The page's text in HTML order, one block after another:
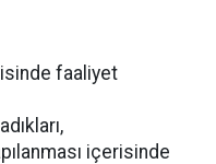
faaliyet
içerisinde